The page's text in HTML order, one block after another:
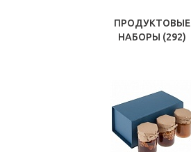
ПРОДУКТОВЫЕ
НАБОРЫ (292)